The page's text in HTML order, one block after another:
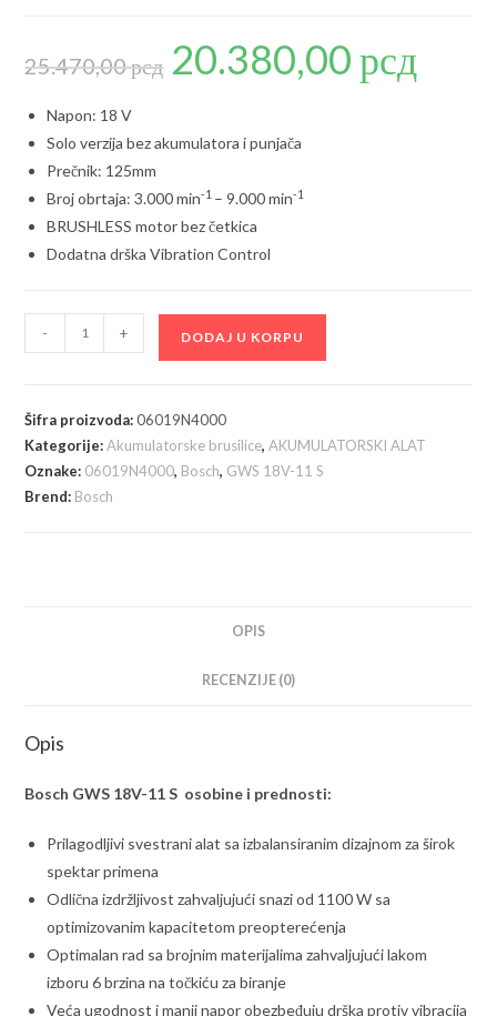
25.470,00рсд
Originalna
cena
je
20.380,00рсдje:
Napon: 18 V
Solo verzija bez akumulatora i punjača
Prečnik: 125mm
Broj obrtaja: 3.000 min-1 – 9.000 min-1
BRUSHLESS motor bez četkica
Dodatna drška Vibration Control
GWS
11
S
akumulatorska
ugaona
(06019N4000)
- + DODAJ U KORPU
Šifra proizvoda:06019N4000
Kategorije:Akumulatorske brusilice,AKUMULATORSKI ALAT
Oznake: 06019N4000, Bosch, GWS 18V-11 S
Brend: Bosch
OPIS
RECENZIJE (0)
Opis
Bosch GWS 18V-11 S osobine i prednosti:
Prilagodljivi svestrani alat sa izbalansiranim dizajnom za širok
spektar primena
Odlična izdržljivost zahvaljujući snazi od 1100 W sa
optimizovanim kapacitetom preopterećenja
Optimalan rad sa brojnim materijalima zahvaljujući lakom
izboru 6 brzina na točkiću za biranje
Veća ugodnost i manji napor obezbeđuju drška protiv vibracija